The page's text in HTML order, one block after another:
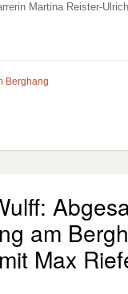
Martina Reister-
Berghang
am
Max